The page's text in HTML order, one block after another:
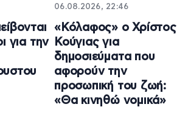
για την
06.08.2026, 22:46
«Κόλαφος» ο Χρίστος
Κούγιας για
δημοσιεύματα που
αφορούν την
προσωπική του ζωή:
«Θα κινηθώ νομικά»